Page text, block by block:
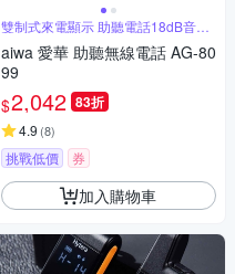
雙制式來電顯示 助聽電話18dB音量
調整
aiwa 愛華 助聽無線電話 AG-80
99
$2,042 83折
4.9 (8)
挑戰低價 券
加入購物車